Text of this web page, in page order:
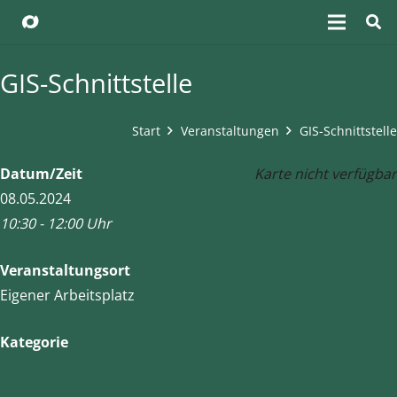
GIS-Schnittstelle
Start Veranstaltungen GIS-Schnittstelle
Karte nicht verfügbar
Datum/Zeit
08.05.2024
10:30 - 12:00 Uhr
Veranstaltungsort
Eigener Arbeitsplatz
Kategorie